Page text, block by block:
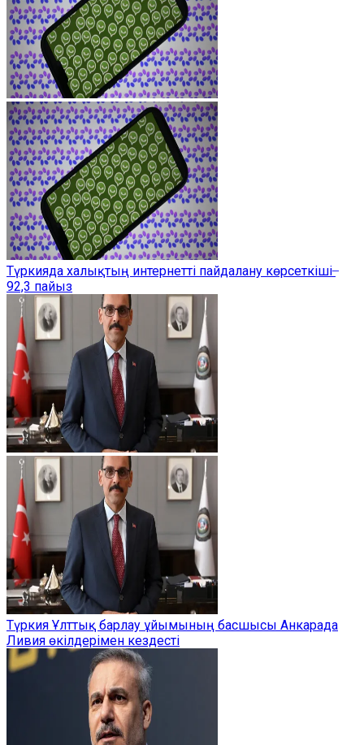
Түркияда халықтың интернетті пайдалану көрсеткіші ̶
92,3 пайыз
Түркия Ұлттық барлау ұйымының басшысы Анкарада
Ливия өкілдерімен кездесті